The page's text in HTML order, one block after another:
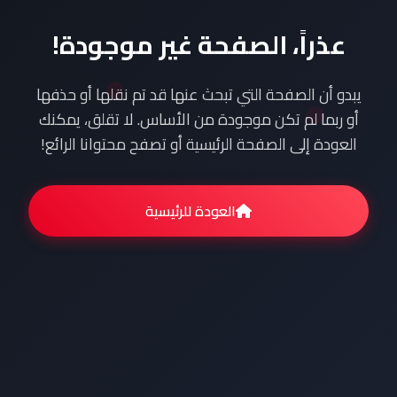
عذراً، الصفحة غير موجودة!
يبدو أن الصفحة التي تبحث عنها قد تم نقلها أو حذفها
أو ربما لم تكن موجودة من الأساس. لا تقلق، يمكنك
العودة إلى الصفحة الرئيسية أو تصفح محتوانا الرائع!
العودة للرئيسية